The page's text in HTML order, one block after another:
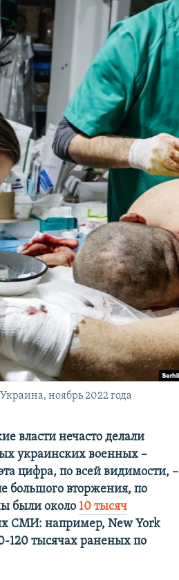
ноябрь 2022 года
власти нечасто делали
украинских военных –
цифра, по всей видимости, –
большого вторжения, по
были около 10 тысяч
СМИ: например, New York
120 тысячах раненых по